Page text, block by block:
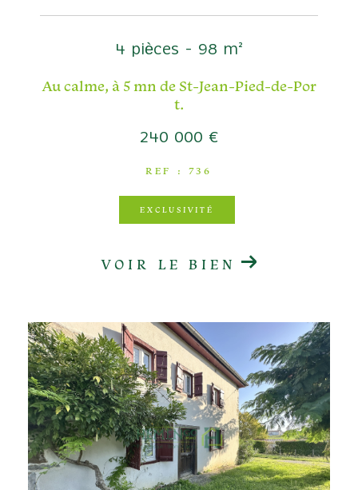
4 pièces - 98 m²
Au calme, à 5 mn de St-Jean-Pied-de-Por
t.
240 000 €
REF : 736
EXCLUSIVITÉ
VOIR LE BIEN